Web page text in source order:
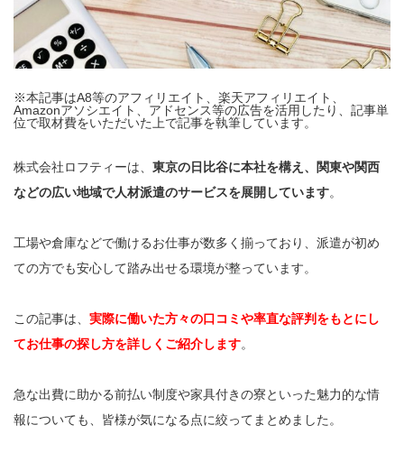
※本記事はA8等のアフィリエイト、楽天アフィリエイト、
Amazonアソシエイト、アドセンス等の広告を活用したり、記事単
位で取材費をいただいた上で記事を執筆しています。
株式会社ロフティーは、 東京の日比谷に本社を構え、関東や関西
などの広い地域で人材派遣のサービスを展開しています。
工場や倉庫などで働けるお仕事が数多く揃っており、派遣が初め
ての方でも安心して踏み出せる環境が整っています。
この記事は、 実際に働いた方々の口コミや率直な評判をもとにし
てお仕事の探し方を詳しくご紹介します。
急な出費に助かる前払い制度や家具付きの寮といった魅力的な情
報についても、皆様が気になる点に絞ってまとめました。